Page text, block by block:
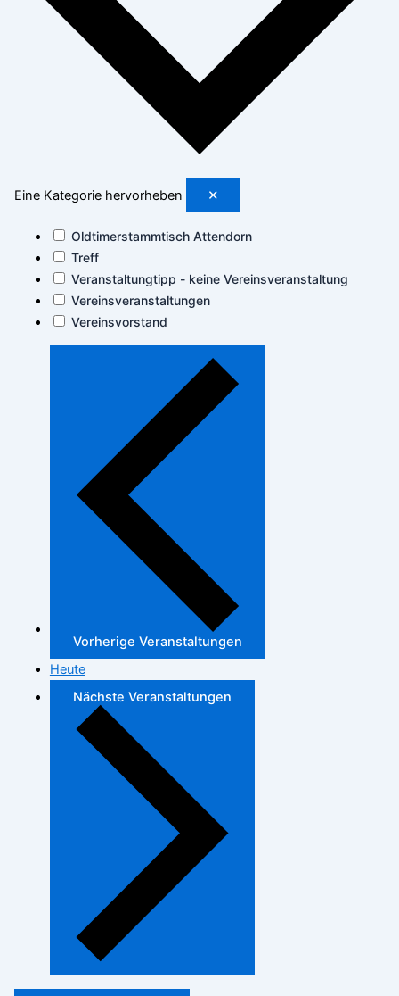
Eine Kategorie hervorheben ✕
Oldtimerstammtisch Attendorn
Treff
Veranstaltungtipp - keine Vereinsveranstaltung
Vereinsveranstaltungen
Vereinsvorstand
Vorherige Veranstaltungen
Heute
Nächste Veranstaltungen